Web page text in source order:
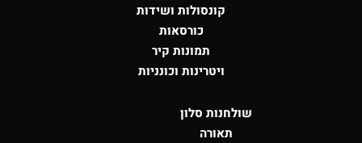
קונסולות ושידות
כורסאות
תמונות קיר
ויטרינות וכונניות
שולחנות סלון
תאורה